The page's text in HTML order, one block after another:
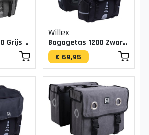
Bagagetas 1200 Grijs 50L
Willex
Bagagetas 1200 Zwart 20L
€ 69,95